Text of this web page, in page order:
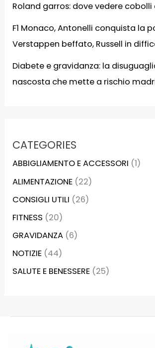
Roland garros: dove vedere
F1 Monaco, Antonelli conquista la
Verstappen beffato, Russell in
Diabete e gravidanza: la
nascosta che mette a rischio
CATEGORIES
ABBIGLIAMENTO E ACCESSORI (1)
ALIMENTAZIONE (22)
CONSIGLI UTILI (26)
FITNESS (20)
GRAVIDANZA (6)
NOTIZIE (44)
SALUTE E BENESSERE (25)